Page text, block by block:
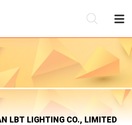
LBT LIGHTING CO., LIMITED